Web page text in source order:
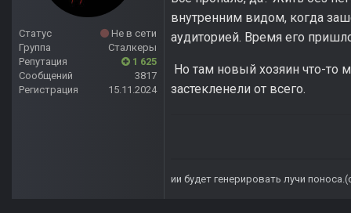
Статус
Не в сети
Группа
Сталкеры
Репутация
1 625
Сообщений
3817
Регистрация
15.11.2024
внутренним видом, когда
аудиторией. Время его
Но там новый хозяин что-то
застекленели от всего.
ии будет генерировать лучи